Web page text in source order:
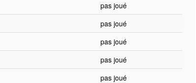
pas joué
pas joué
pas joué
pas joué
pas joué